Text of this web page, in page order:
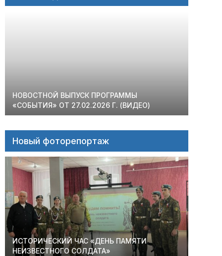
НОВОСТНОЙ ВЫПУСК ПРОГРАММЫ
«СОБЫТИЯ» ОТ 27.02.2026 Г. (ВИДЕО)
Новый фоторепортаж
ИСТОРИЧЕСКИЙ ЧАС «ДЕНЬ ПАМЯТИ
НЕИЗВЕСТНОГО СОЛДАТА»